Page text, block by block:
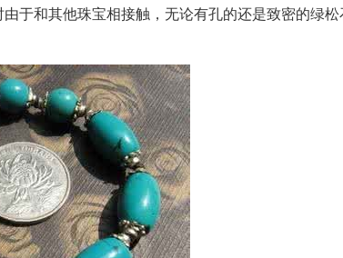
于和其他珠宝相接触，无论有孔的还是致密的绿松